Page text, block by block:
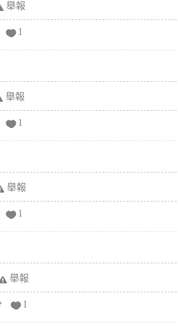
舉報
1
舉報
1
舉報
1
舉報
1